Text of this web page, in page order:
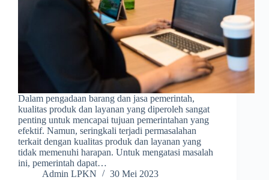
Dalam pengadaan barang dan jasa pemerintah,
kualitas produk dan layanan yang diperoleh sangat
penting untuk mencapai tujuan pemerintahan yang
efektif. Namun, seringkali terjadi permasalahan
terkait dengan kualitas produk dan layanan yang
tidak memenuhi harapan. Untuk mengatasi masalah
ini, pemerintah dapat…
Admin LPKN
30 Mei 2023